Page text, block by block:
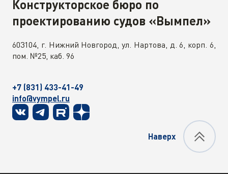
Конструкторское бюро по
проектированию судов «Вымпел»
603104, г. Нижний Новгород, ул. Нартова, д. 6, корп. 6,
пом. №25, каб. 96
+7 (831) 433-41-49
info@vympel.ru
Наверх